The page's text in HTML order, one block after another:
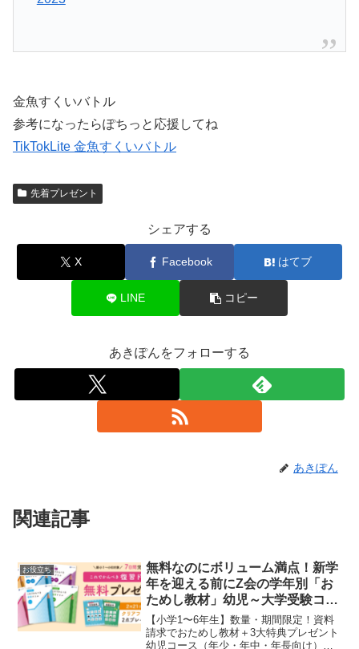
金魚すくいバトル
参考になったらぽちっと応援してね
TikTokLite 金魚すくいバトル
先着プレゼント
シェアする
X Facebook はてブ
LINE コピー
あきぽんをフォローする
あきぽん
関連記事
お役立ち
無料なのにボリューム満点！新学
年を迎える前にZ会の学年別「お
ためし教材」幼児～大学受験コー
ス
【小学1〜6年生】数量・期間限定！資料
請求でおためし教材＋3大特典プレゼント
幼児コース（年少・年中・年長向け）中